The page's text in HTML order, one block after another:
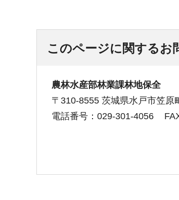
このページに関するお
農林水産部林業課林地保全
〒310-8555 茨城県水戸市笠原
電話番号：029-301-4056